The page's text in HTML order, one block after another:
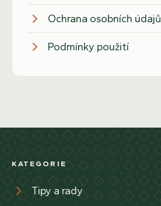
Ochrana osobních údajů
Podmínky použití
KATEGORIE
Tipy a rady